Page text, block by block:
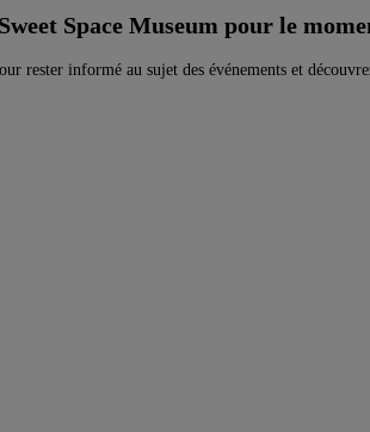
Space Museum pour le
rester informé au sujet des événements et